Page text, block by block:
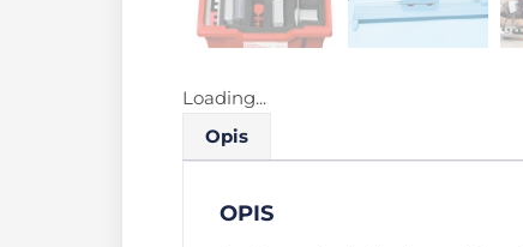
Loading...
Opis
OPIS